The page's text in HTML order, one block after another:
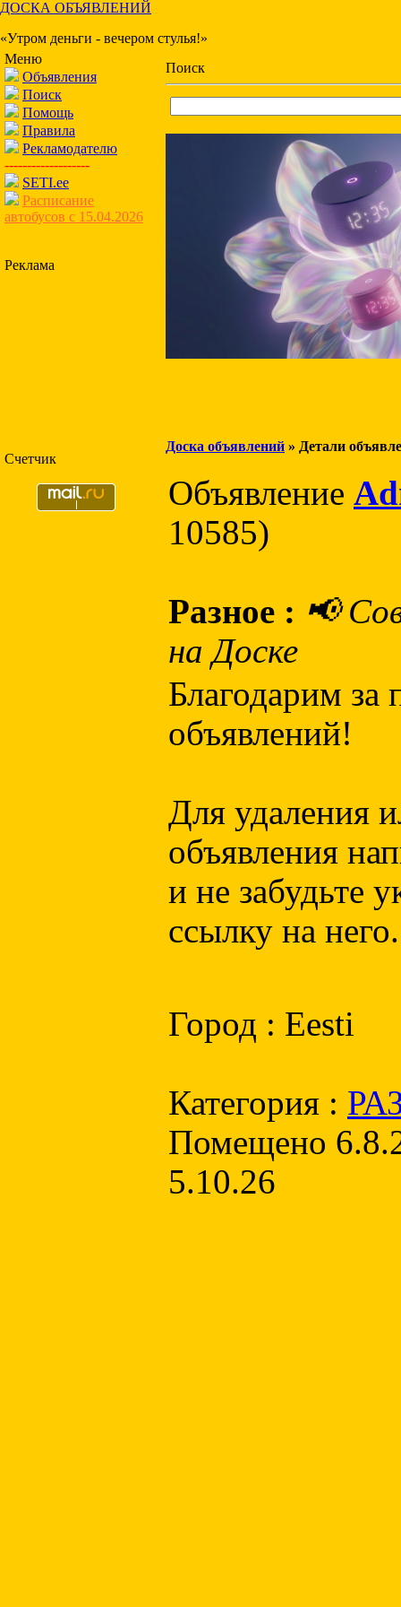
ДОСКА ОБЪЯВЛЕНИЙ
«Утром деньги - вечером стулья!»
Меню
Объявления
Поиск
Помощь
Правила
Рекламодателю
-------------------
SETI.ee
Расписание
автобусов с 15.04.2026
Реклама
Счетчик
Поиск
Доска объявлений » Детали
Объявление
10585)
Разное : 📢
на Доске
Благодарим за
объявлений!
Для удаления
объявления
и не забудьте
ссылку на него.
Город : Eesti
Категория :
Помещено
5.10.26